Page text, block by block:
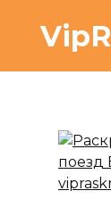
содержанию